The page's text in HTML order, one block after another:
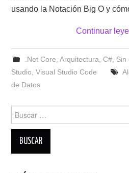
usando la Notación Big O y
Continuar
.Net Core, Arquitectura, C#, Sin
Studio,Visual Studio Code
de Datos
Buscar: